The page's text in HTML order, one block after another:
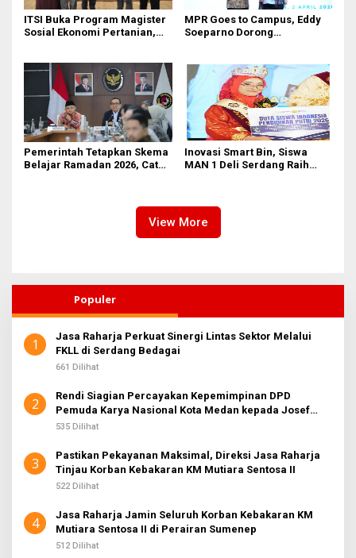
ITSI Buka Program Magister
Sosial Ekonomi Pertanian,
Indonesia
MPR Goes to Campus, Eddy
Soeparno Dorong
Terbarukan
Pemerintah Tetapkan Skema
Belajar Ramadan 2026, Catat
Inovasi Smart Bin, Siswa
MAN 1 Deli Serdang Raih
View More
Populer
1
Jasa Raharja Perkuat Sinergi Lintas Sektor Melalui
FKLL di Serdang Bedagai
661 Dilihat
2
Rendi Siagian Percayakan Kepemimpinan DPD
Pemuda Karya Nasional Kota Medan kepada Josef
Sembiring
535 Dilihat
3
Pastikan Pekayanan Maksimal, Direksi Jasa Raharja
Tinjau Korban Kebakaran KM Mutiara Sentosa II
522 Dilihat
4
Jasa Raharja Jamin Seluruh Korban Kebakaran KM
Mutiara Sentosa II di Perairan Sumenep
512 Dilihat